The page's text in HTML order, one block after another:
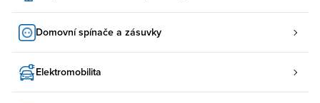
Domovní spínače a zásuvky
Elektromobilita